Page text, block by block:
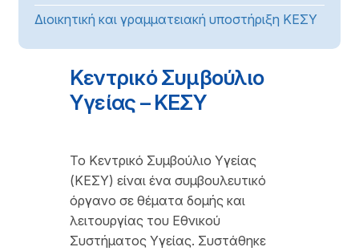
Διοικητική και γραμματειακή υποστήριξη ΚΕΣΥ
Κεντρικό Συμβούλιο
Υγείας – ΚΕΣΥ
Το Κεντρικό Συμβούλιο Υγείας
(ΚΕΣΥ) είναι ένα συμβουλευτικό
όργανο σε θέματα δομής και
λειτουργίας του Εθνικού
Συστήματος Υγείας. Συστάθηκε